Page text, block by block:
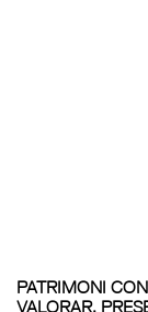
PATRIMONI
VALORAR,